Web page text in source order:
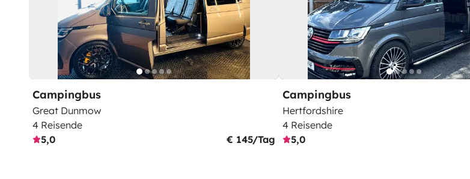
Campingbus
Great Dunmow
4 Reisende
5,0
€ 145/Tag
Campingbus
Hertfordshire
4 Reisende
5,0